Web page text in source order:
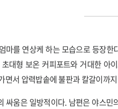
마를 연상케 하는 모습으로 등장
대형 보온 커피포트와 거대한 아
면서 압력밥솥에 불판과 칼갈이까
싸움은 일방적이다. 남편은 야스